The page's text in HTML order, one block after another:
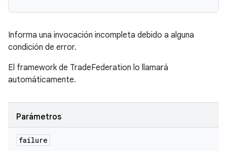
Informa una invocación incompleta debido a alguna
condición de error.
El framework de TradeFederation lo llamará
automáticamente.
Parámetros
failure